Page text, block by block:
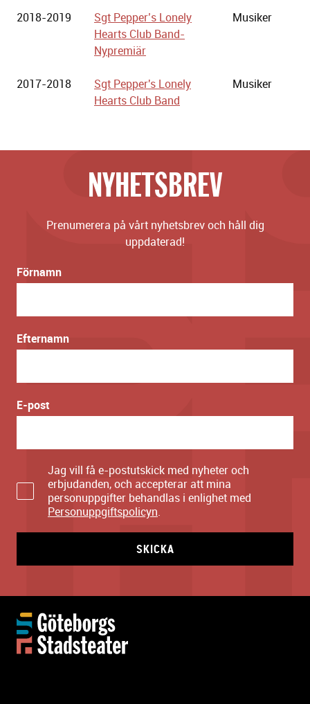
2018-2019
Sgt Pepper’s Lonely
Hearts Club Band-
Nypremiär
Musiker
2017-2018
Sgt Pepper's Lonely
Hearts Club Band
Musiker
NYHETSBREV
Prenumerera på vårt nyhetsbrev och håll dig
uppdaterad!
Förnamn
Efternamn
E-post
Jag vill få e-postutskick med nyheter och
erbjudanden, och accepterar att mina
personuppgifter behandlas i enlighet med
Personuppgiftspolicyn.
SKICKA